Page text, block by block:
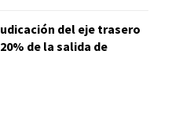
del eje trasero
de la salida de